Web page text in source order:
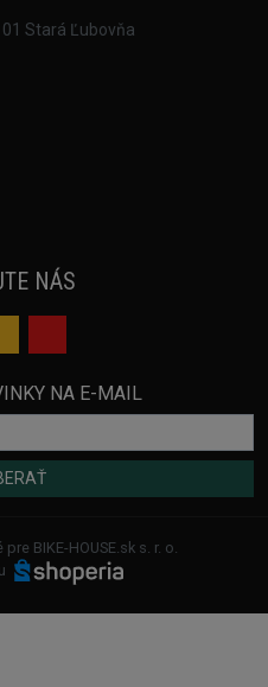
Stará Ľubovňa
NÁS
NA E-MAIL
BIKE-HOUSE.sk s. r. o.